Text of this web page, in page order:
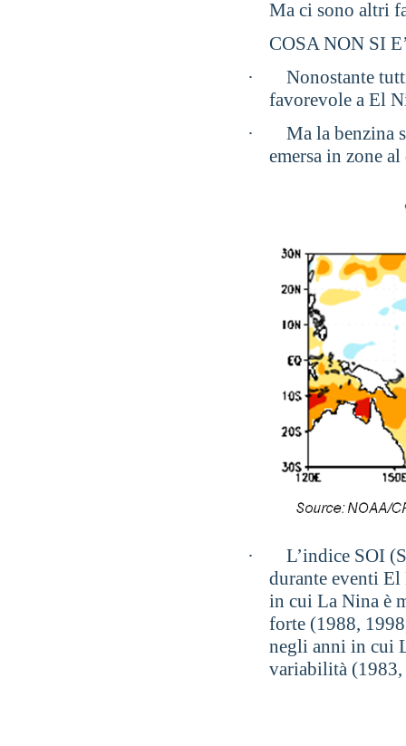
Ma ci sono altri
COSA NON SI
·
Nonostante
favorevole a El
·
Ma la benzina
emersa in zone
·
L’indice SOI
durante eventi
in cui La Nina è
forte (1988,
negli anni in cui
variabilità